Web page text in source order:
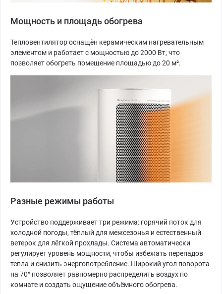
Мощность и площадь обогрева
Тепловентилятор оснащён керамическим нагревательным
элементом и работает с мощностью до 2000 Вт, что
позволяет обогреть помещение площадью до 20 м².
Разные режимы работы
Устройство поддерживает три режима: горячий поток для
холодной погоды, тёплый для межсезонья и естественный
ветерок для лёгкой прохлады. Система автоматически
регулирует уровень мощности, чтобы избежать перепадов
тепла и снизить энергопотребление. Широкий угол поворота
на 70° позволяет равномерно распределить воздух по
комнате и создать ощущение объёмного обогрева.